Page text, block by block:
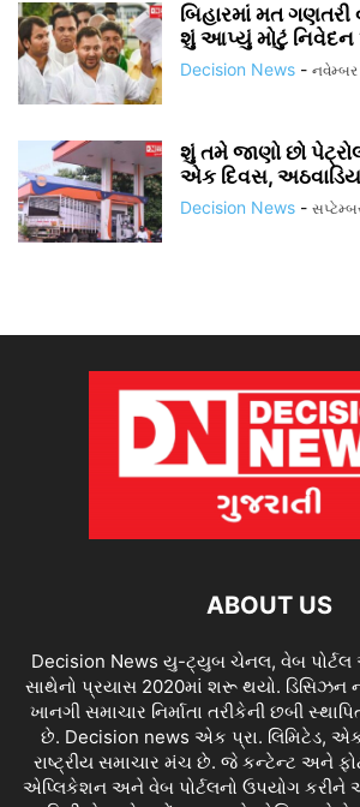
બિહારમાં મત
શું આપ્યું મોટું નિવેદન
Decision News - નવેમ્બર
શું તમે જાણો છો
એક દિવસ,
Decision News -
ABOUT US
Decision News યુ-ટ્યુબ ચેનલ, વેબ
સાથેનો પ્રયાસ 2020માં શરૂ થયો.
ખાનગી સમાચાર નિર્માતા તરીકેની છબી
છે. Decision news એક પ્રા. લિમિટેડ, એક
રાષ્ટ્રીય સમાચાર મંચ છે. જે કન્ટેન્ટ અને
એપ્લિકેશન અને વેબ પોર્ટલનો ઉપયોગ